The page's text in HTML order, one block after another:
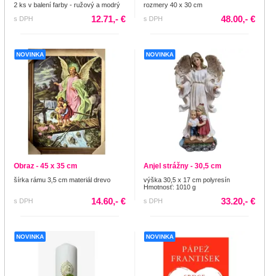
2 ks v balení farby - ružový a modrý
s DPH
12.71,- €
rozmery 40 x 30 cm
s DPH
48.00,- €
NOVINKA
Obraz - 45 x 35 cm
šírka rámu 3,5 cm materiál drevo
s DPH 14.60,- €
NOVINKA
Anjel strážny - 30,5 cm
výška 30,5 x 17 cm polyresín
Hmotnosť: 1010 g
s DPH
33.20,- €
NOVINKA NOVINKA